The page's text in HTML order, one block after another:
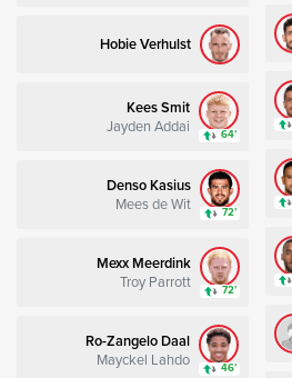
Hobie Verhulst
Kees Smit
Jayden Addai 64’
Denso Kasius
Mees de Wit 72’
Mexx Meerdink
Troy Parrott 72’
Ro-Zangelo Daal
Mayckel Lahdo 46’